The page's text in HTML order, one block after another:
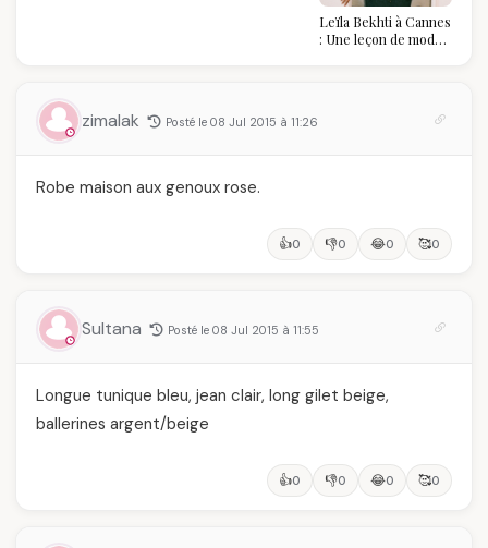
Leïla Bekhti à Cannes
: Une leçon de mode
zimalak Posté le 08 Jul 2015 à 11:26
Robe maison aux genoux rose.
👍0 👎0 😂0 🥰0
Sultana Posté le 08 Jul 2015 à 11:55
Longue tunique bleu, jean clair, long gilet beige,
ballerines argent/beige
👍0 👎0 😂0 🥰0